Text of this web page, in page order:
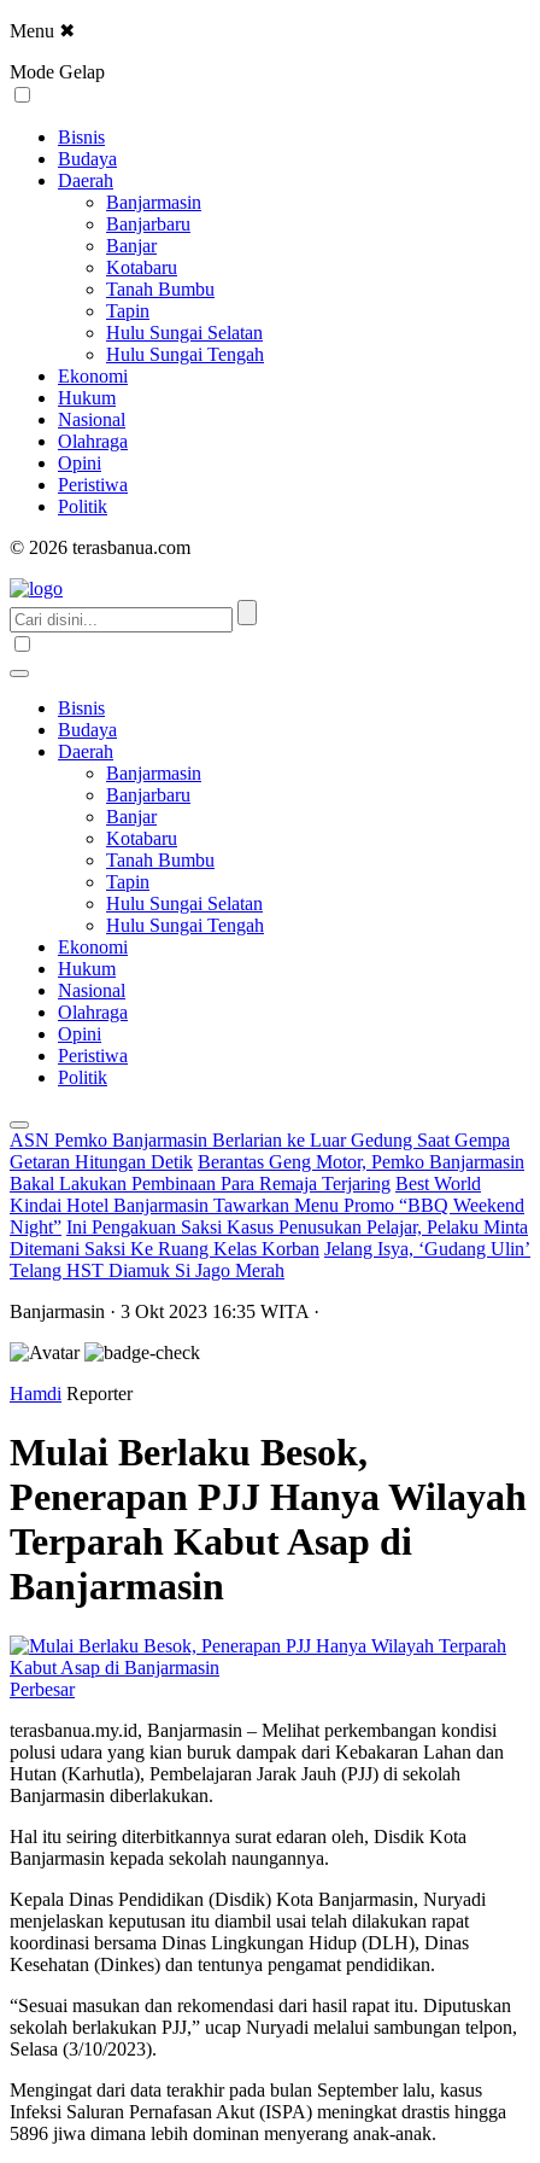
Menu ✖
Mode Gelap
Bisnis
Budaya
Daerah
Banjarmasin
Banjarbaru
Banjar
Kotabaru
Tanah Bumbu
Tapin
Hulu Sungai Selatan
Hulu Sungai Tengah
Ekonomi
Hukum
Nasional
Olahraga
Opini
Peristiwa
Politik
© 2026 terasbanua.com
Bisnis
Budaya
Daerah
Banjarmasin
Banjarbaru
Banjar
Kotabaru
Tanah Bumbu
Tapin
Hulu Sungai Selatan
Hulu Sungai Tengah
Ekonomi
Hukum
Nasional
Olahraga
Opini
Peristiwa
Politik
ASN Pemko Banjarmasin Berlarian ke Luar Gedung Saat Gempa
Getaran Hitungan Detik Berantas Geng Motor, Pemko Banjarmasin
Bakal Lakukan Pembinaan Para Remaja Terjaring Best World
Kindai Hotel Banjarmasin Tawarkan Menu Promo “BBQ Weekend
Night” Ini Pengakuan Saksi Kasus Penusukan Pelajar, Pelaku Minta
Ditemani Saksi Ke Ruang Kelas Korban Jelang Isya, ‘Gudang Ulin’
Telang HST Diamuk Si Jago Merah
Banjarmasin · 3 Okt 2023 16:35 WITA ·
Hamdi Reporter
Mulai Berlaku Besok,
Penerapan PJJ Hanya Wilayah
Terparah Kabut Asap di
Banjarmasin
Perbesar
terasbanua.my.id, Banjarmasin – Melihat perkembangan kondisi
polusi udara yang kian buruk dampak dari Kebakaran Lahan dan
Hutan (Karhutla), Pembelajaran Jarak Jauh (PJJ) di sekolah
Banjarmasin diberlakukan.
Hal itu seiring diterbitkannya surat edaran oleh, Disdik Kota
Banjarmasin kepada sekolah naungannya.
Kepala Dinas Pendidikan (Disdik) Kota Banjarmasin, Nuryadi
menjelaskan keputusan itu diambil usai telah dilakukan rapat
koordinasi bersama Dinas Lingkungan Hidup (DLH), Dinas
Kesehatan (Dinkes) dan tentunya pengamat pendidikan.
“Sesuai masukan dan rekomendasi dari hasil rapat itu. Diputuskan
sekolah berlakukan PJJ,” ucap Nuryadi melalui sambungan telpon,
Selasa (3/10/2023).
Mengingat dari data terakhir pada bulan September lalu, kasus
Infeksi Saluran Pernafasan Akut (ISPA) meningkat drastis hingga
5896 jiwa dimana lebih dominan menyerang anak-anak.